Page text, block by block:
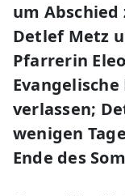
um
Detlef Metz
Pfarrerin
verlassen;
wenigen
Ende des